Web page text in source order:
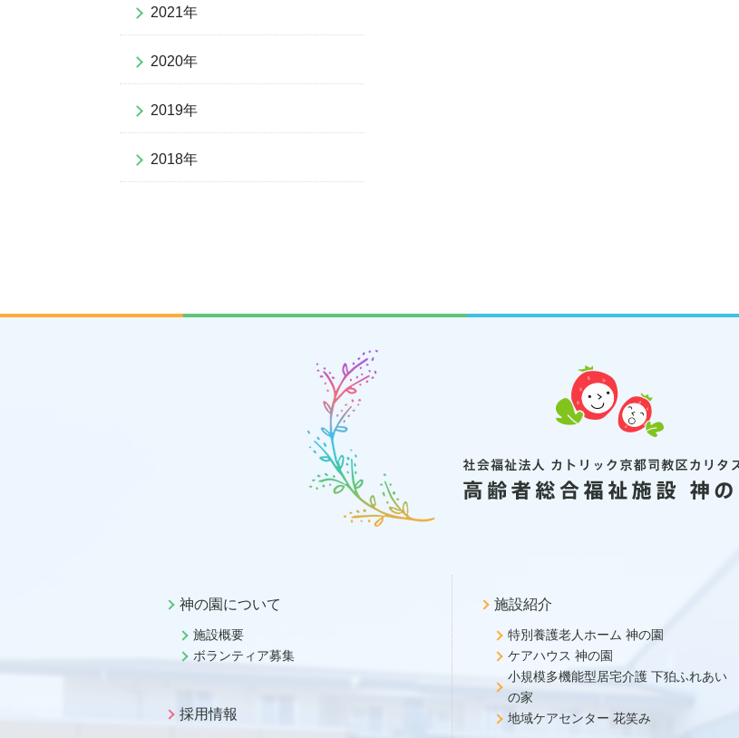
2021年
2020年
2019年
2018年
神の園について
施設概要
ボランティア募集
採用情報
施設紹介
特別養護老人ホーム 神の園
ケアハウス 神の園
小規模多機能型居宅介護 下狛ふれあい
の家
地域ケアセンター 花笑み